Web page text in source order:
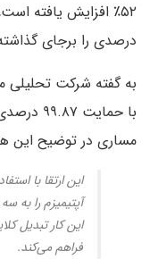
۵۲٪ افزایش یافته است،
درصدی را برجای
با
مساری در توضیح این
این ارتقا با
آپتیمیزم را به
این کار تبدیل
فراهم می‌کند.